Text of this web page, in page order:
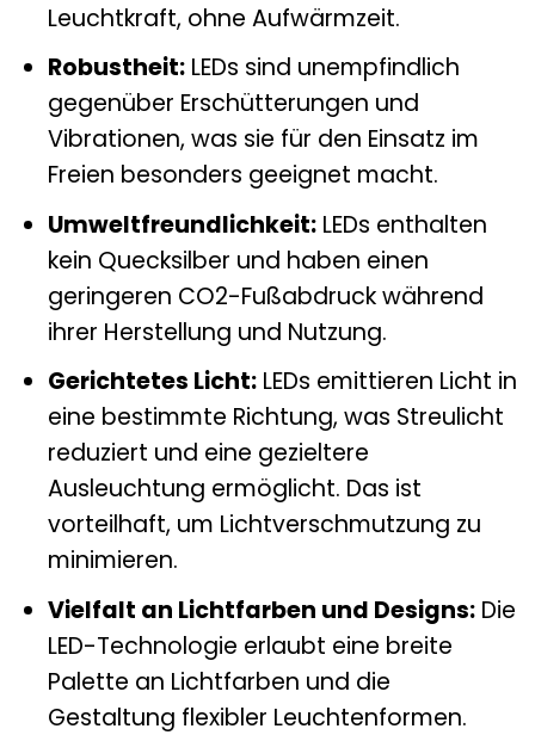
Leuchtkraft, ohne Aufwärmzeit.
Robustheit:LEDs sind unempfindlich
gegenüber Erschütterungen und
Vibrationen, was sie für den Einsatz im
Freien besonders geeignet macht.
Umweltfreundlichkeit:LEDs enthalten
kein Quecksilber und haben einen
geringeren CO2-Fußabdruck während
ihrer Herstellung und Nutzung.
Gerichtetes Licht:LEDs emittieren Licht in
eine bestimmte Richtung, was Streulicht
reduziert und eine gezieltere
Ausleuchtung ermöglicht. Das ist
vorteilhaft, um Lichtverschmutzung zu
minimieren.
Vielfalt an Lichtfarben und Designs:Die
LED-Technologie erlaubt eine breite
Palette an Lichtfarben und die
Gestaltung flexibler Leuchtenformen.